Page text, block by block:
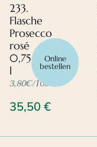
233.
Flasche
Prosecco
rosé
0,75
l
35,50 €
3,80€/100ml
Online
bestellen